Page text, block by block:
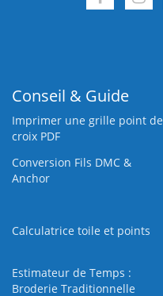
Conseil & Guide
Imprimer une grille point de
croix PDF
Conversion Fils DMC &
Anchor
Calculatrice toile et points
Estimateur de Temps :
Broderie Traditionnelle